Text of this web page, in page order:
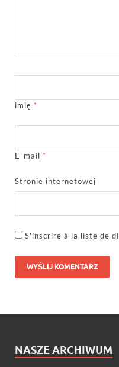
imię *
E-mail *
Stronie internetowej
S'inscrire à la liste de
NASZE ARCHIWUM